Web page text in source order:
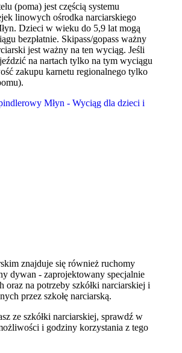
(poma) jest częścią systemu
linowych ośrodka narciarskiego
Dzieci w wieku do 5,9 lat mogą
bezpłatnie. Skipass/gopass ważny
jest ważny na ten wyciąg. Jeśli
na nartach tylko na tym wyciągu
zakupu karnetu regionalnego tylko
znajduje się również ruchomy
dywan - zaprojektowany specjalnie
oraz na potrzeby szkółki narciarskiej i
przez szkołę narciarską.
ze szkółki narciarskiej, sprawdź w
i godziny korzystania z tego